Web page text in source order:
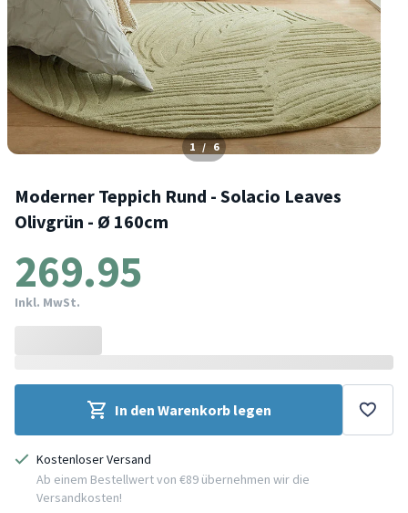
1 / 6
Moderner Teppich Rund - Solacio Leaves
Olivgrün - Ø 160cm
269.95
Inkl. MwSt.
In den Warenkorb legen
Kostenloser Versand
Ab einem Bestellwert von €89 übernehmen wir die
Versandkosten!